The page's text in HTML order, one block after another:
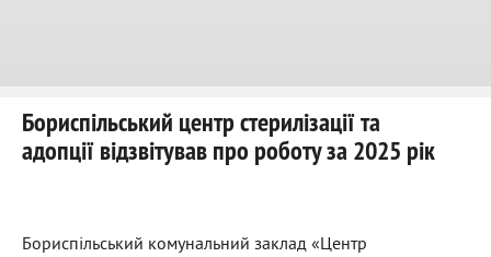
Бориспільський центр стерилізації та
адопції відзвітував про роботу за 2025 рік
Бориспільський комунальний заклад «Центр